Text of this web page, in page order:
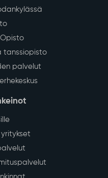
tanssiopisto
palvelut